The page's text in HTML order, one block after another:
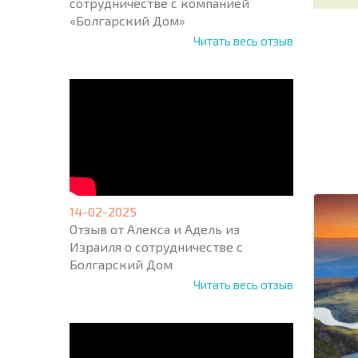
«Болгарский Дом»
Читать весь отзыв
14-02-2025
Отзыв от Алекса и Адель из
Израиля о сотрудничестве с
Болгарский Дом
Читать весь отзыв
States
+1
* Поля